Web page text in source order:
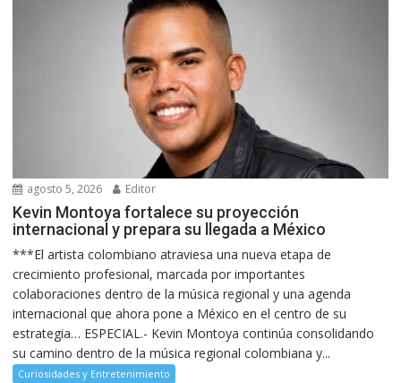
agosto 5, 2026 Editor
Kevin Montoya fortalece su proyección
internacional y prepara su llegada a México
***El artista colombiano atraviesa una nueva etapa de
crecimiento profesional, marcada por importantes
colaboraciones dentro de la música regional y una agenda
internacional que ahora pone a México en el centro de su
estrategia… ESPECIAL.- Kevin Montoya continúa consolidando
su camino dentro de la música regional colombiana y...
Curiosidades y Entretenimiento